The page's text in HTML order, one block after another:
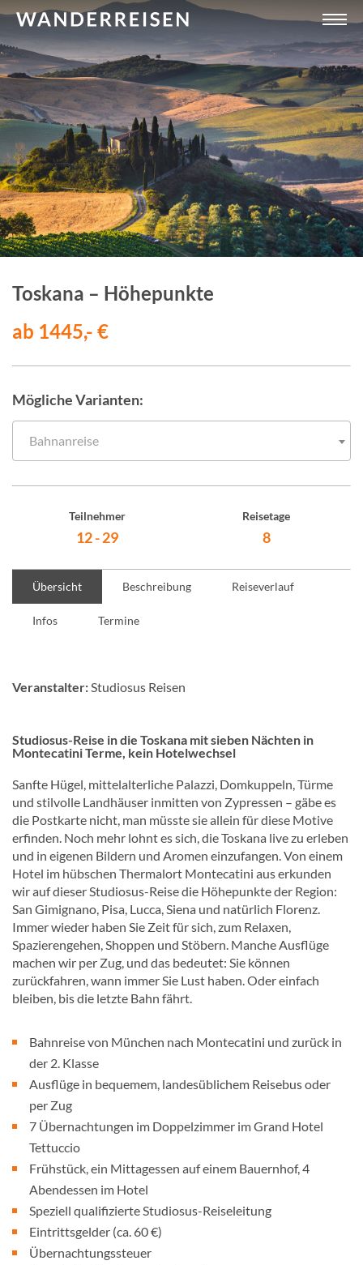
Toskana – Höhepunkte
ab 1445,- €
Mögliche Varianten:
Bahnanreise
Teilnehmer
12 - 29
Reisetage
8
Übersicht Beschreibung Reiseverlauf
Infos Termine
Veranstalter:Studiosus Reisen
Studiosus-Reise in die Toskana mit sieben Nächten in
Montecatini Terme, kein Hotelwechsel
Sanfte Hügel, mittelalterliche Palazzi, Domkuppeln, Türme
und stilvolle Landhäuser inmitten von Zypressen – gäbe es
die Postkarte nicht, man müsste sie allein für diese Motive
erfinden. Noch mehr lohnt es sich, die Toskana live zu erleben
und in eigenen Bildern und Aromen einzufangen. Von einem
Hotel im hübschen Thermalort Montecatini aus erkunden
wir auf dieser Studiosus-Reise die Höhepunkte der Region:
San Gimignano, Pisa, Lucca, Siena und natürlich Florenz.
Immer wieder haben Sie Zeit für sich, zum Relaxen,
Spazierengehen, Shoppen und Stöbern. Manche Ausflüge
machen wir per Zug, und das bedeutet: Sie können
zurückfahren, wann immer Sie Lust haben. Oder einfach
bleiben, bis die letzte Bahn fährt.
Bahnreise von München nach Montecatini und zurück in
der 2. Klasse
Ausflüge in bequemem, landesüblichem Reisebus oder
per Zug
7 Übernachtungen im Doppelzimmer im Grand Hotel
Tettuccio
Frühstück, ein Mittagessen auf einem Bauernhof, 4
Abendessen im Hotel
Speziell qualifizierte Studiosus-Reiseleitung
Eintrittsgelder (ca. 60 €)
Übernachtungssteuer